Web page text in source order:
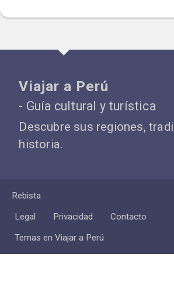
Viajar a Perú
- Guía cultural y turística
Descubre sus regiones,
historia.
Rebista
Legal
Privacidad
Contacto
Temas en Viajar a Perú